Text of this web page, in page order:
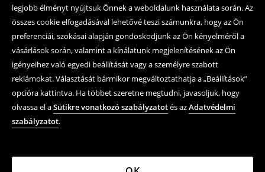
legjobb élményt nyújtsuk Önnek a weboldalunk használata során. Az
összes cookie elfogadásával lehetővé teszi számunkra, hogy az Ön
preferenciái, szokásai alapján gondoskodjunk az Ön kényelméről a
vásárlások során, valamint a kínálatunk megjelenítésének az Ön
igényeihez való egyedi beállítását vagy a személyre szabott
reklámokat. Választását bármikor megváltoztathatja a „Beállítások”
opcióra kattintva. Ha többet szeretne megtudni, javasoljuk, hogy
olvassa el aSütikre vonatkozó szabályzatotés azAdatvédelmi
szabályzatot.
Low waist mikrosortok – alacsony
derekú fazon a 2000-es évek
hangulatában
Ebben a kategóriában az egyik legfontosabb trend alow
waist mikrosort , vagyis a rövid, alacsony derekú modell.
Ez a fazon erősen kötődik a 2000-es évek divatjához, és
most új, stílusosabb verzióban tért vissza.
mini sortok rövid topokkal, testhezálló pólókkal, vállat